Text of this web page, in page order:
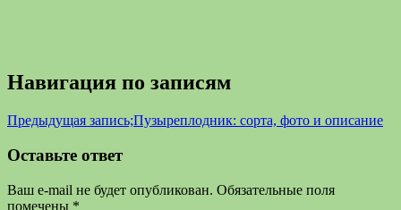
Навигация по записям
Предыдущая запись;Пузыреплодник: сорта, фото и описание
Оставьте ответ
Ваш e-mail не будет опубликован. Обязательные поля
помечены *